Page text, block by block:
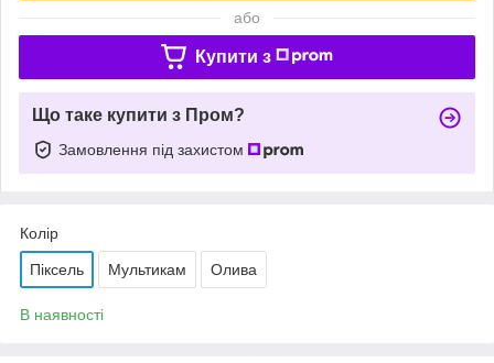
або
Купити з
Що таке купити з Пром?
Замовлення під захистом
Колір
Піксель Мультикам Олива
В наявності